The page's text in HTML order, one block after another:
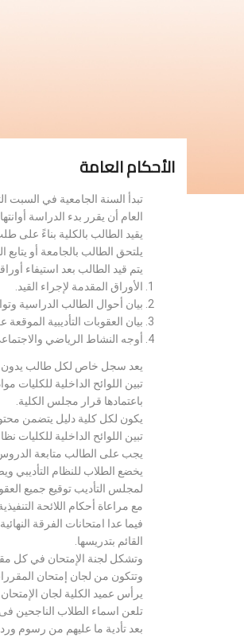
الأحكام العامة
تبدأ السنة الجامعية في
العام أن يقرر بدء الدراسة
يقيد الطالب بالكلية بناءً على
يلتحق الطالب بالجامعة أو
يتم قيد الطالب بعد استيفاء
الأوراق المقدمة لإجراء القيد.
بيان أحوال الطالب الدراسية
بيان العقوبات التأديبية الموقعة
أوجه النشاط الرياضي
يعد سجل خاص لكل طالب يدون به
تبين اللوائح الداخلية
باعتمادها قرار مجلس الكلية.
يكون لكل كلية دليل يتضمن
تبين اللوائح الداخلية للكليات
يجب على الطالب متابعة الدروس
يخضع الطلاب للنظام التأديبي
لمجلس التأديب توقيع جميع
مع مراعاة أحكام اللائحة
فيما عدا امتحانات الفرقة
القائم بتدريسها.
وتشكل لجنة الإمتحان في كل
وتتكون من لجان إمتحان
يرأس عميد الكلية لجان
تلعن اسماء الطلاب الناجحين فى
بعد تأدية ما عليهم من رسوم